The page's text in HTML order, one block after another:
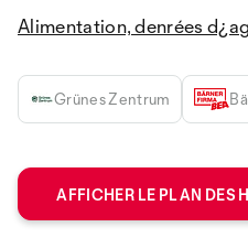
Alimentation, denrées
Grünes Zentrum
AFFICHER LE PLAN DES